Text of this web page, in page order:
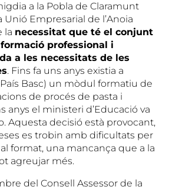
a la Pobla de Claramunt
Empresarial de l’Anoia
la necessitat que té el conjunt
professional i
a les necessitats de les
. Fins fa uns anys existia a
Basc) un mòdul formatiu de
de procés de pasta i
anys el ministeri d’Educació va
Aquesta decisió està provocant,
es trobin amb dificultats per
format, una mancança que a la
agreujar més.
del Consell Assessor de la